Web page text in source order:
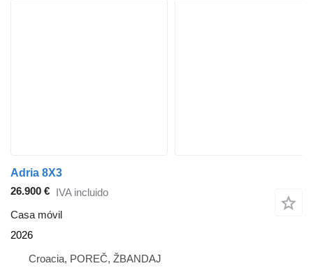
Adria 8X3
26.900 € IVA incluido
Casa móvil
2026
Croacia, POREČ, ŽBANDAJ